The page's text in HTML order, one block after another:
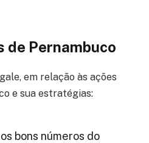
de Pernambuco
em relação às ações
e sua estratégias:
bons números do